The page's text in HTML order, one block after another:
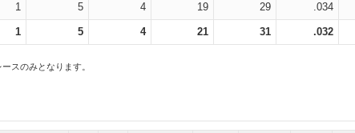
1 5 4 19 29 .034
1 5 4 21 31 .032
スのみとなります。